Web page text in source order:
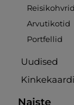
Reisikohvrid
Arvutikotid
Portfellid
Uudised
Naiste